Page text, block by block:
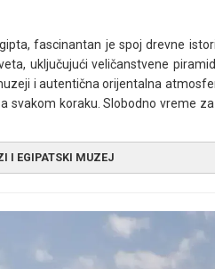
fascinantan je spoj drevne
uključujući veličanstvene
i autentična orijentalna
svakom koraku. Slobodno vreme
I EGIPATSKI MUZEJ